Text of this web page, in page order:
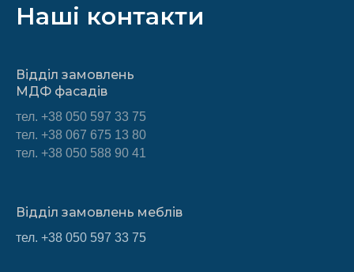
Наші контакти
Відділ замовлень
МДФ фасадів
тел. +38 050 597 33 75
тел. +38 067 675 13 80
тел. +38 050 588 90 41
Відділ замовлень меблів
тел. +38 050 597 33 75